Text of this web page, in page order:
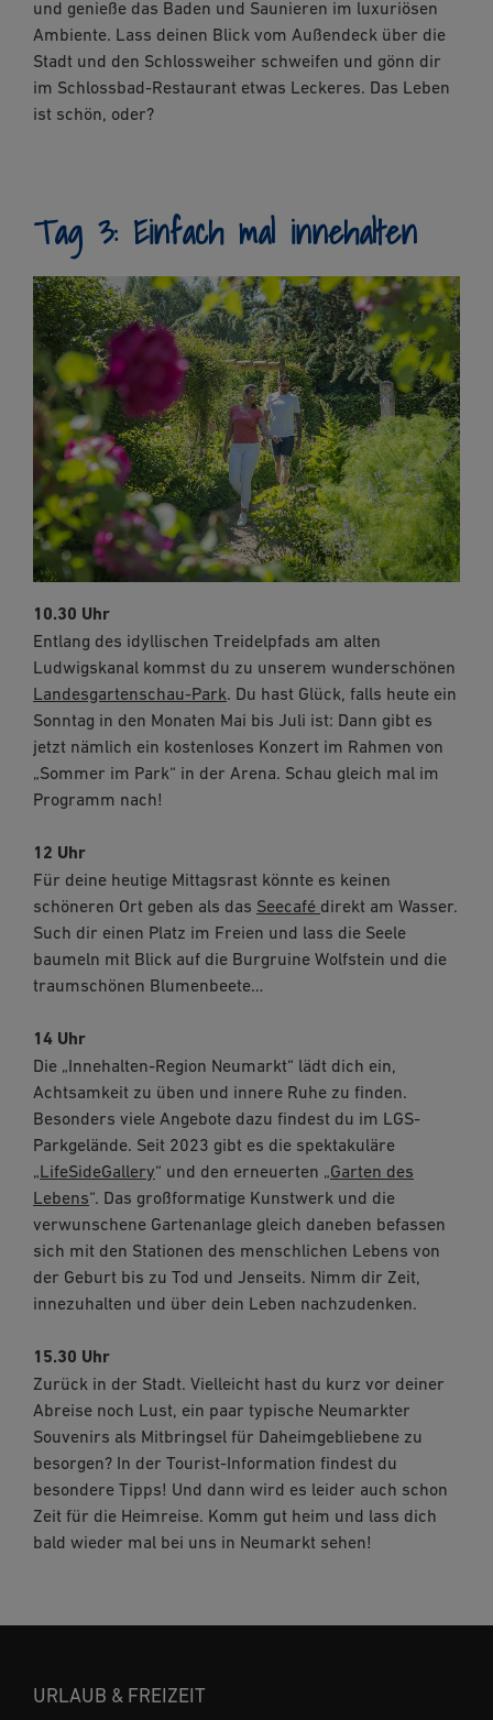
und genieße das Baden und Saunieren im luxuriösen
Ambiente. Lass deinen Blick vom Außendeck über die
Stadt und den Schlossweiher schweifen und gönn dir
im Schlossbad-Restaurant etwas Leckeres. Das Leben
ist schön, oder?
Tag 3: Einfach mal innehalten
10.30 Uhr
Entlang des idyllischen Treidelpfads am alten
Ludwigskanal kommst du zu unserem wunderschönen
Landesgartenschau-Park . Du hast Glück, falls heute ein
Sonntag in den Monaten Mai bis Juli ist: Dann gibt es
jetzt nämlich ein kostenloses Konzert im Rahmen von
„Sommer im Park“ in der Arena. Schau gleich mal im
Programm nach!
12 Uhr
Für deine heutige Mittagsrast könnte es keinen
schöneren Ort geben als das Seecafé direkt am Wasser.
Such dir einen Platz im Freien und lass die Seele
baumeln mit Blick auf die Burgruine Wolfstein und die
traumschönen Blumenbeete…
14 Uhr
Die „Innehalten-Region Neumarkt“ lädt dich ein,
Achtsamkeit zu üben und innere Ruhe zu finden.
Besonders viele Angebote dazu findest du im LGS-
Parkgelände. Seit 2023 gibt es die spektakuläre
LifeSideGallery“ und den erneuerten „ Garten des
Lebens“. Das großformatige Kunstwerk und die
verwunschene Gartenanlage gleich daneben befassen
sich mit den Stationen des menschlichen Lebens von
der Geburt bis zu Tod und Jenseits. Nimm dir Zeit,
innezuhalten und über dein Leben nachzudenken.
15.30 Uhr
Zurück in der Stadt. Vielleicht hast du kurz vor deiner
Abreise noch Lust, ein paar typische Neumarkter
Souvenirs als Mitbringsel für Daheimgebliebene zu
besorgen? In der Tourist-Information findest du
besondere Tipps! Und dann wird es leider auch schon
Zeit für die Heimreise. Komm gut heim und lass dich
bald wieder mal bei uns in Neumarkt sehen!
URLAUB & FREIZEIT